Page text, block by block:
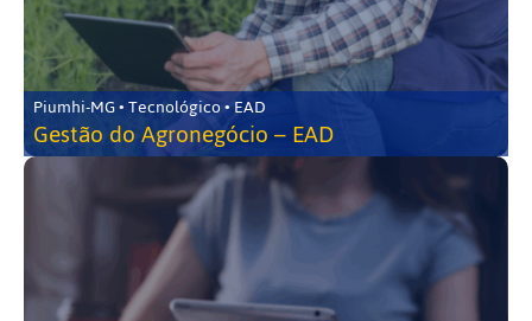
Piumhi-MG • Tecnológico • EAD
Gestão do Agronegócio – EAD